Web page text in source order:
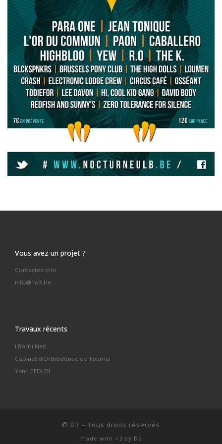
Vous avez un projet ?
Contactez-moi
info@1d3.be
Travaux récents
I Barbi Neri
Cabinet d’Orthodontie de Tournai
Yann PEDLER
© D3 – Tous droits réservés
made with <3 by D3